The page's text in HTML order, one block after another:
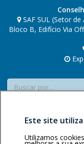
e
G
ú
o
SAF SUL (Setor de
Bloco B, Edifício Via
Buscar
Este site
Utilizamos